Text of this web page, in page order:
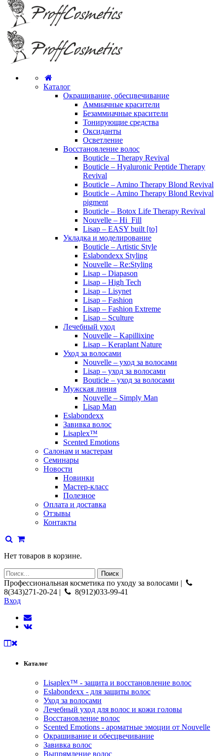
Каталог
Окрашивание, обесцвечивание
Аммиачные красители
Безаммиачные красители
Тонирующие средства
Оксиданты
Осветление
Восстановление волос
Bouticle – Therapy Revival
Bouticle – Hyaluronic Peptide Therapy
Revival
Bouticle – Amino Therapy Blond Revival
Bouticle – Amino Therapy Blond Revival
pigment
Bouticle – Botox Life Therapy Revival
Nouvelle – Hi_Fill
Lisap – EASY built [to]
Укладка и моделирование
Bouticle – Artistic Style
Eslabondexx Styling
Nouvelle – Re:Styling
Lisap – Diapason
Lisap – High Tech
Lisap – Lisynet
Lisap – Fashion
Lisap – Fashion Extreme
Lisap – Sculture
Лечебный уход
Nouvelle – Kapillixine
Lisap – Keraplant Nature
Уход за волосами
Nouvelle – уход за волосами
Lisap – уход за волосами
Bouticle – уход за волосами
Мужская линия
Nouvelle – Simply Man
Lisap Man
Eslabondexx
Завивка волос
Lisaplex™
Scented Emotions
Салонам и мастерам
Семинары
Новости
Новинки
Мастер-класс
Полезное
Оплата и доставка
Отзывы
Контакты
Нет товаров в корзине.
Профессиональная косметика по уходу за волосами |
8(343)271-20-24 |
8(912)033-99-41
Вход
Каталог
Lisaplex™ - защита и восстановление волос
Eslabondexx - для защиты волос
Уход за волосами
Лечебный уход для волос и кожи головы
Восстановление волос
Scented Emotions - ароматные эмоции от Nouvelle
Окрашивание и обесцвечивание
Завивка волос
Выпрямление волос